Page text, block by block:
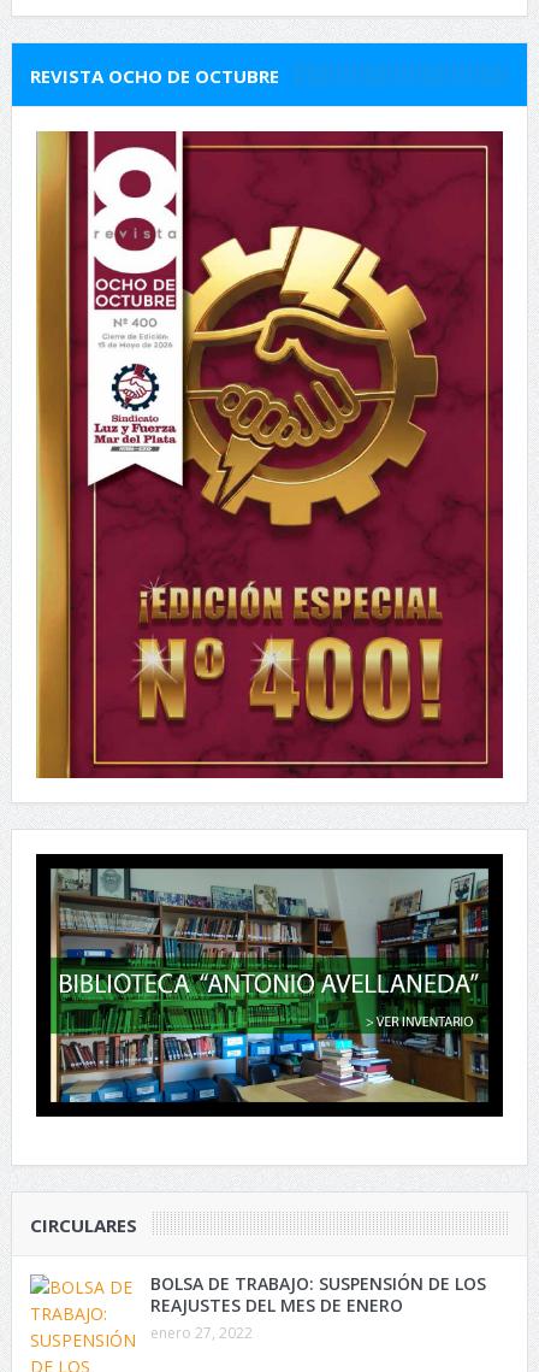
REVISTA OCHO DE OCTUBRE
CIRCULARES
BOLSA DE TRABAJO: SUSPENSIÓN DE LOS
REAJUSTES DEL MES DE ENERO
enero 27, 2022